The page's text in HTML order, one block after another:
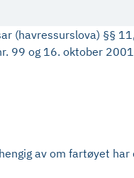
(havressurslova) §§
99 og 16. oktober
av om fartøyet